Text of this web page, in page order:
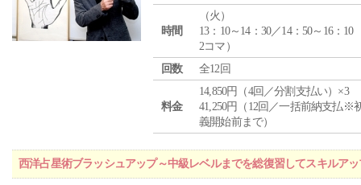
時間
（火 ）
13：10～14：30／14：50～16：10
2コマ）
回数
全12回
料金
14,850円（4回／分割支払い）×3
41,250円（12回／一括前納支払※
義開始前まで）
西洋占星術ブラッシュアップ～中級レベルまでを総復習してスキルア